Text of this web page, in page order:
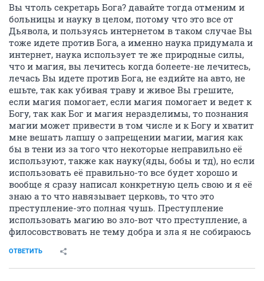
Вы чтоль секретарь Бога? давайте тогда отменим и
больницы и науку в целом, потому что это все от
Дьявола, и пользуясь интернетом в таком случае Вы
тоже идете против Бога, а именно наука придумала и
интернет, наука использует те же природные силы,
что и магия, вы лечитесь когда болеете-не лечитесь,
лечась Вы идете против Бога, не ездийте на авто, не
ешьте, так как убивая траву и живое Вы грешите,
если магия помогает, если магия помогает и ведет к
Богу, так как Бог и магия неразделимы, то познания
магии может привести в том числе и к Богу и хватит
мне вешать лапшу о запрещении магии, магия как
бы в тени из за того что некоторые неправильно её
используют, также как науку(яды, бобы и тд), но если
использовать её правильно-то все будет хорошо и
вообще я сразу написал конкретную цель свою и я её
знаю а то что навязывает церковь, то что это
преступление-это полная чушь. Преступление
использовать магию во зло-вот что преступление, а
филосовствовать не тему добра и зла я не собираюсь
ОТВЕТИТЬ